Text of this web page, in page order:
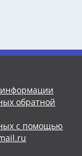
обратной
с помощью